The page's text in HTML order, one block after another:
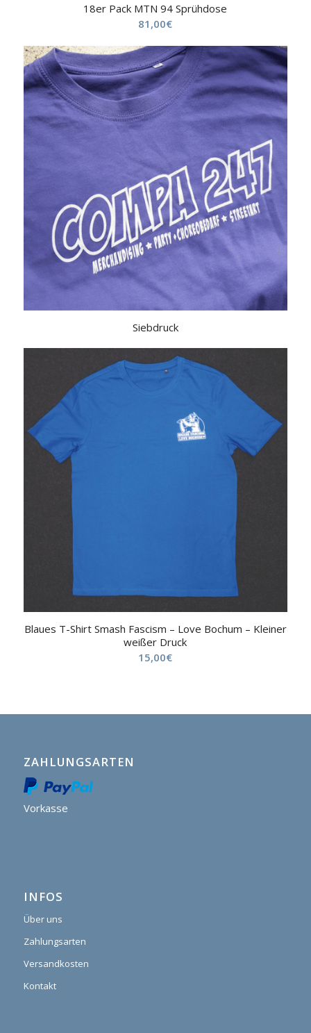
18er Pack MTN 94 Sprühdose
81,00€
Siebdruck
Blaues T-Shirt Smash Fascism – Love Bochum – Kleiner
weißer Druck
15,00€
ZAHLUNGSARTEN
Vorkasse
INFOS
Über uns
Zahlungsarten
Versandkosten
Kontakt